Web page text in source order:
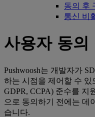
동의 후
통신 비
사용자 동의
Pushwoosh는 개발자가
하는 시점을 제어할 수
GDPR, CCPA) 준수를 지
으로 동의하기 전에는 데
습니다.